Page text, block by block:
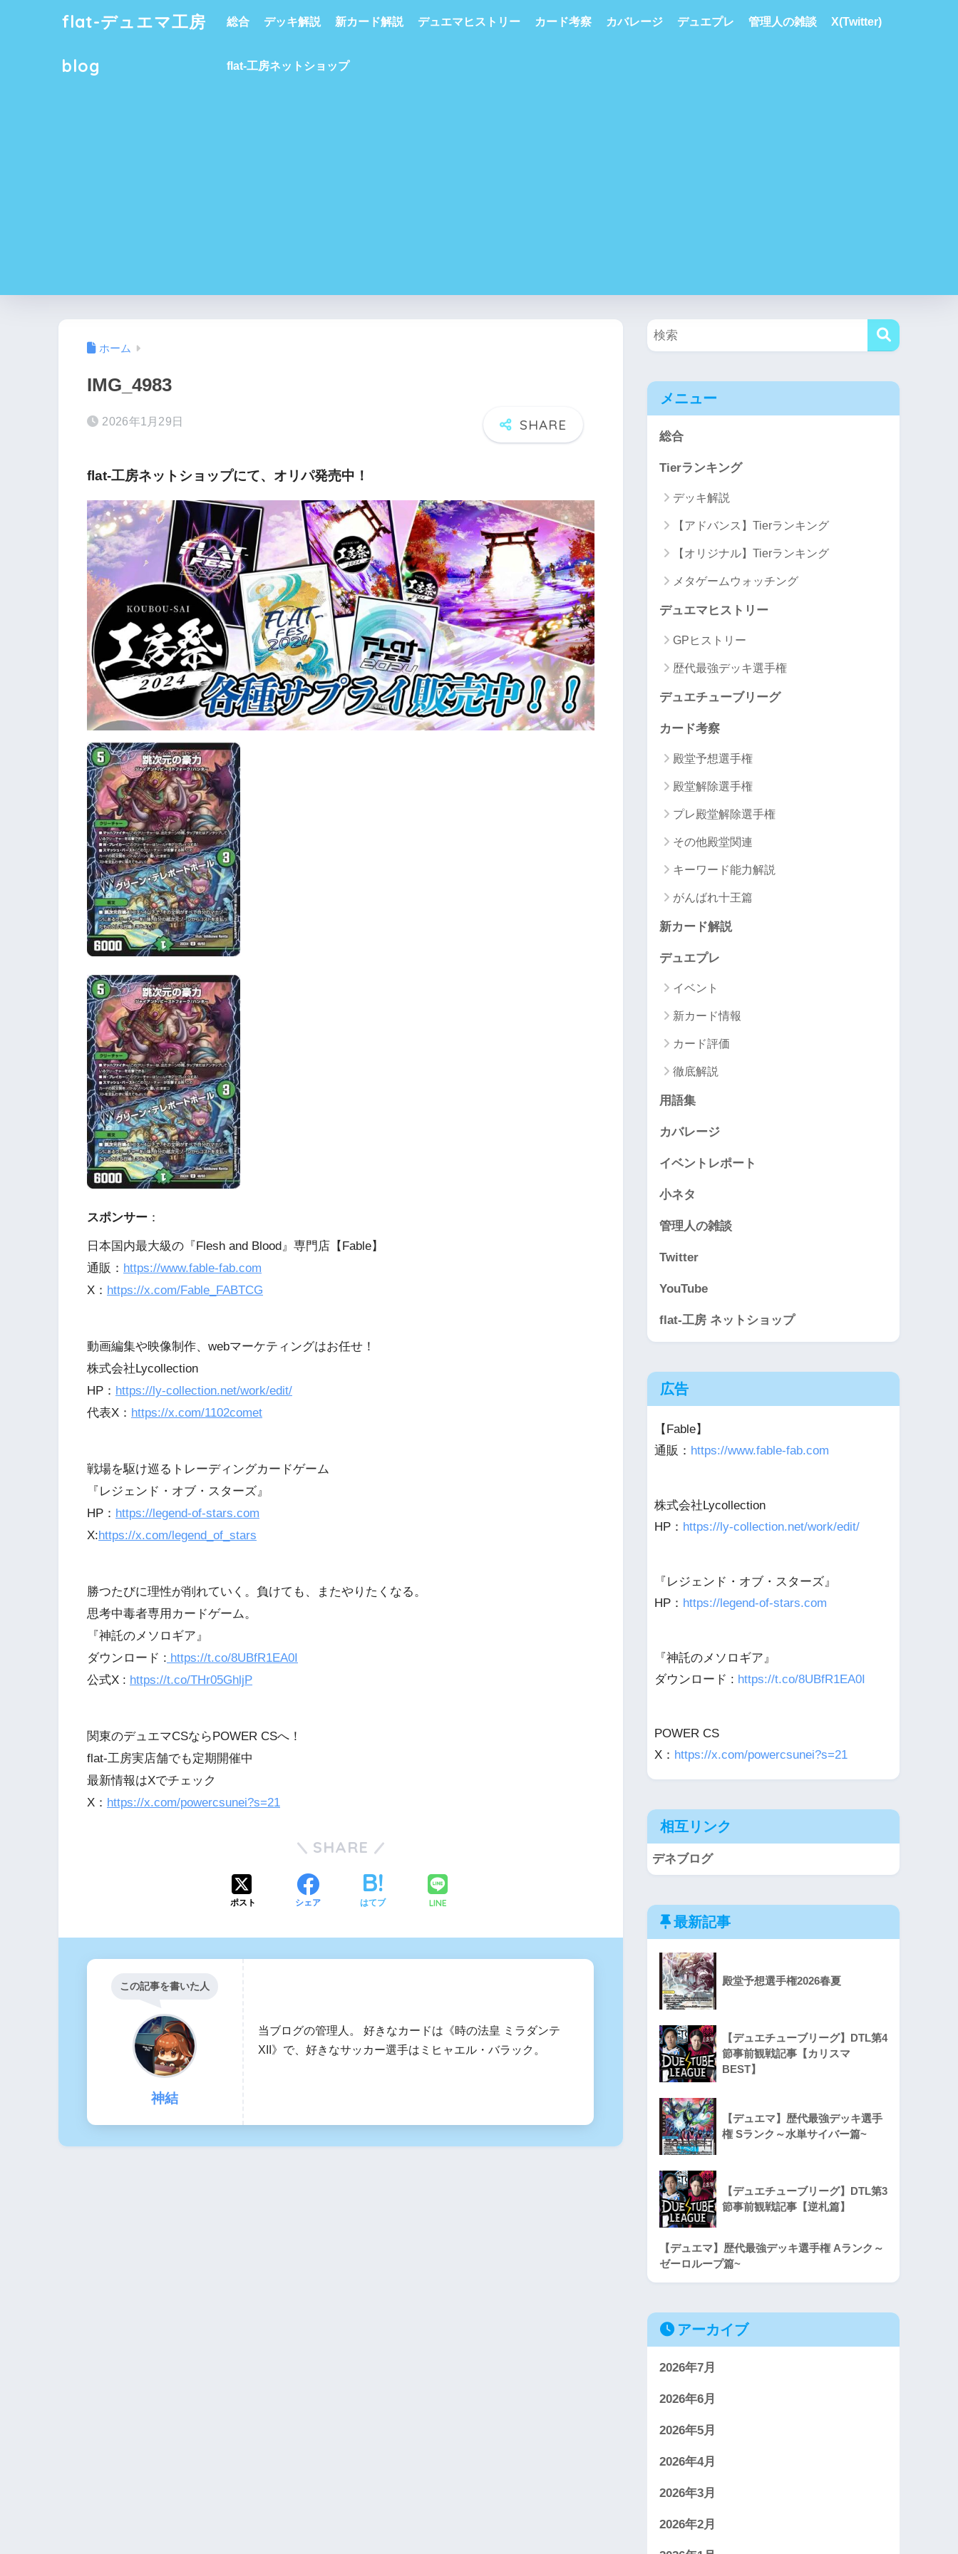
flat-デュエマ工房
blog
総合 デッキ解説 新カード解説 デュエマヒストリー カード考察 カバレージ デュエプレ 管理人の雑談 X(Twitter)
flat-工房ネットショップ
ホーム
IMG_4983
2026年1月29日
flat-工房ネットショップにて、オリパ発売中！
スポンサー ：
日本国内最大級の『Flesh and Blood』専門店【Fable】
通販： https://www.fable-fab.com
X： https://x.com/Fable_FABTCG
動画編集や映像制作、webマーケティングはお任せ！
株式会社Lycollection
HP： https://ly-collection.net/work/edit/
代表X： https://x.com/1102comet
戦場を駆け巡るトレーディングカードゲーム
『レジェンド・オブ・スターズ』
HP： https://legend-of-stars.com
X:https://x.com/legend_of_stars
勝つたびに理性が削れていく。負けても、またやりたくなる。
思考中毒者専用カードゲーム。
『神託のメソロギア』
ダウンロード : https://t.co/8UBfR1EA0I
公式X : https://t.co/THr05GhljP
関東のデュエマCSならPOWER CSへ！
flat-工房実店舗でも定期開催中
最新情報はXでチェック
X： https://x.com/powercsunei?s=21
SHARE
ポスト シェア はてブ LINE
この記事を書いた人
神結
当ブログの管理人。 好きなカードは《時の法皇 ミラダンテ
XII》で、好きなサッカー選手はミヒャエル・バラック。
メニュー
総合
Tierランキング
デッキ解説
【アドバンス】Tierランキング
【オリジナル】Tierランキング
メタゲームウォッチング
デュエマヒストリー
GPヒストリー
歴代最強デッキ選手権
デュエチューブリーグ
カード考察
殿堂予想選手権
殿堂解除選手権
プレ殿堂解除選手権
その他殿堂関連
キーワード能力解説
がんばれ十王篇
新カード解説
デュエプレ
イベント
新カード情報
カード評価
徹底解説
用語集
カバレージ
イベントレポート
小ネタ
管理人の雑談
Twitter
YouTube
flat-工房 ネットショップ
広告
【Fable】
通販： https://www.fable-fab.com
株式会社Lycollection
HP： https://ly-collection.net/work/edit/
『レジェンド・オブ・スターズ』
HP： https://legend-of-stars.com
『神託のメソロギア』
ダウンロード : https://t.co/8UBfR1EA0I
POWER CS
X： https://x.com/powercsunei?s=21
相互リンク
デネブログ
最新記事
殿堂予想選手権2026春夏
【デュエチューブリーグ】DTL第4
節事前観戦記事【カリスマ
BEST】
【デュエマ】歴代最強デッキ選手
権 Sランク～水単サイバー篇~
【デュエチューブリーグ】DTL第3
節事前観戦記事【逆札篇】
【デュエマ】歴代最強デッキ選手権 Aランク～
ゼーロループ篇~
アーカイブ
2026年7月
2026年6月
2026年5月
2026年4月
2026年3月
2026年2月